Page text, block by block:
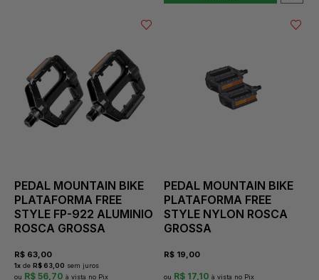
PEDAL MOUNTAIN BIKE
PLATAFORMA FREE
STYLE FP-922 ALUMINIO
ROSCA GROSSA
R$ 63,00
1x de R$ 63,00 sem juros
R$ 56,70
PEDAL MOUNTAIN BIKE
PLATAFORMA FREE
STYLE NYLON ROSCA
GROSSA
R$ 19,00
R$ 17,10